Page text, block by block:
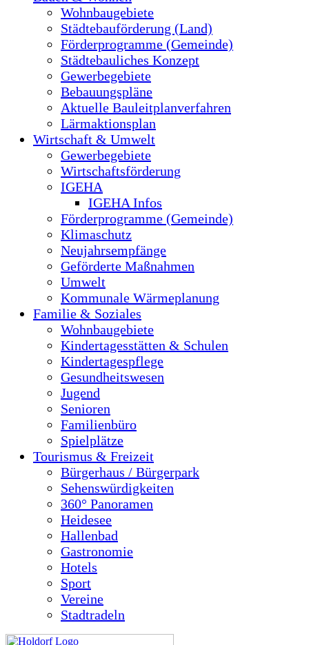
Wohnbaugebiete
Städtebauförderung (Land)
Förderprogramme (Gemeinde)
Städtebauliches Konzept
Gewerbegebiete
Bebauungspläne
Aktuelle Bauleitplanverfahren
Lärmaktionsplan
Wirtschaft & Umwelt
Gewerbegebiete
Wirtschaftsförderung
IGEHA
IGEHA Infos
Förderprogramme (Gemeinde)
Klimaschutz
Neujahrsempfänge
Geförderte Maßnahmen
Umwelt
Kommunale Wärmeplanung
Familie & Soziales
Wohnbaugebiete
Kindertagesstätten & Schulen
Kindertagespflege
Gesundheitswesen
Jugend
Senioren
Familienbüro
Spielplätze
Tourismus & Freizeit
Bürgerhaus / Bürgerpark
Sehenswürdigkeiten
360° Panoramen
Heidesee
Hallenbad
Gastronomie
Hotels
Sport
Vereine
Stadtradeln